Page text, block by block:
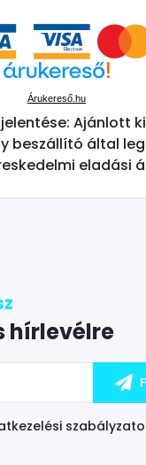
Árukereső.hu
jelentése: Ajánlott
beszállító által
eladási
hírlevélre